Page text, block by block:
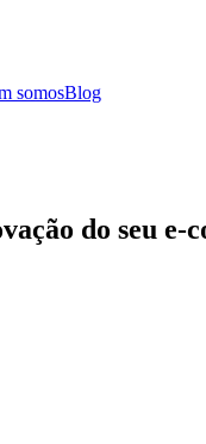
somosBlog
do seu e-